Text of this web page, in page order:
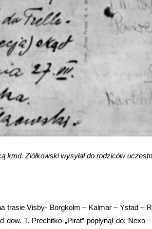
kmd. Ziółkowski wysyłał do rodziców
trasie Visby- Borgkolm – Kalmar – Ystad –
dow. T. Prechitko „Pirat” popłynął do: